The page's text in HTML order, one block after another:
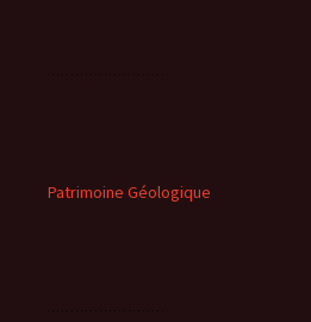
Patrimoine Géologique